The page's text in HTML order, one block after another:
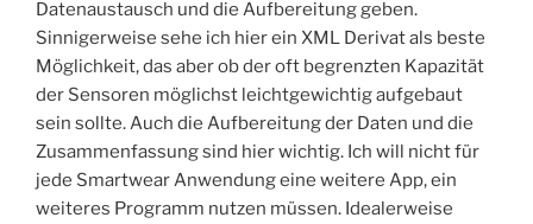
Datenaustausch und die Aufbereitung geben.
Sinnigerweise sehe ich hier ein XML Derivat als beste
Möglichkeit, das aber ob der oft begrenzten Kapazität
der Sensoren möglichst leichtgewichtig aufgebaut
sein sollte. Auch die Aufbereitung der Daten und die
Zusammenfassung sind hier wichtig. Ich will nicht für
jede Smartwear Anwendung eine weitere App, ein
weiteres Programm nutzen müssen. Idealerweise